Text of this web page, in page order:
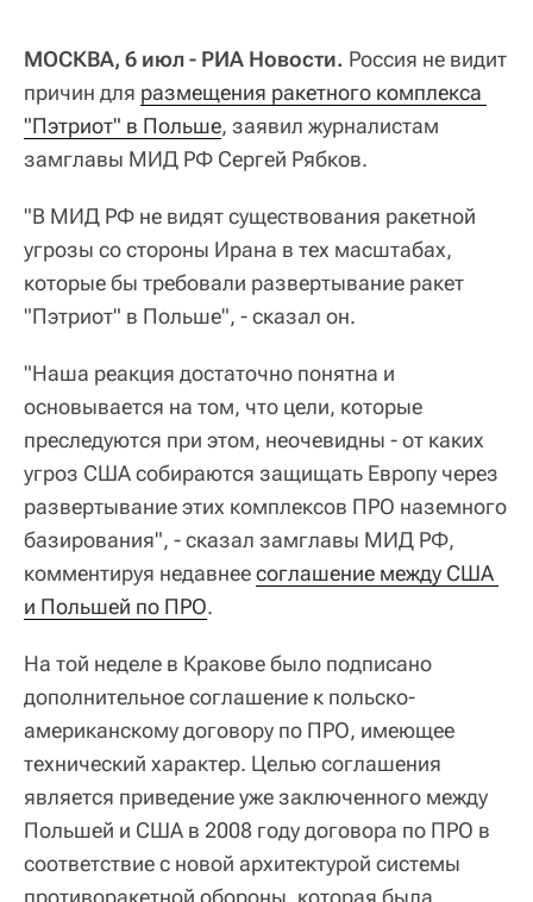
МОСКВА, 6 июл - РИА Новости. Россия не видит
причин для размещения ракетного комплекса
"Пэтриот" в Польше, заявил журналистам
замглавы МИД РФ Сергей Рябков.
"В МИД РФ не видят существования ракетной
угрозы со стороны Ирана в тех масштабах,
которые бы требовали развертывание ракет
"Пэтриот" в Польше", - сказал он.
"Наша реакция достаточно понятна и
основывается на том, что цели, которые
преследуются при этом, неочевидны - от каких
угроз США собираются защищать Европу через
развертывание этих комплексов ПРО наземного
базирования", - сказал замглавы МИД РФ,
комментируя недавнеесоглашение между США
и Польшей по ПРО.
На той неделе в Кракове было подписано
дополнительное соглашение к польско-
американскому договору по ПРО, имеющее
технический характер. Целью соглашения
является приведение уже заключенного между
Польшей и США в 2008 году договора по ПРО в
соответствие с новой архитектурой системы
противоракетной обороны, которая была